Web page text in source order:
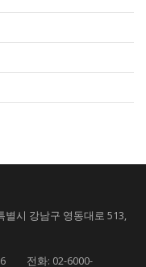
시 강남구 영동대로 513,
전화: 02-6000-